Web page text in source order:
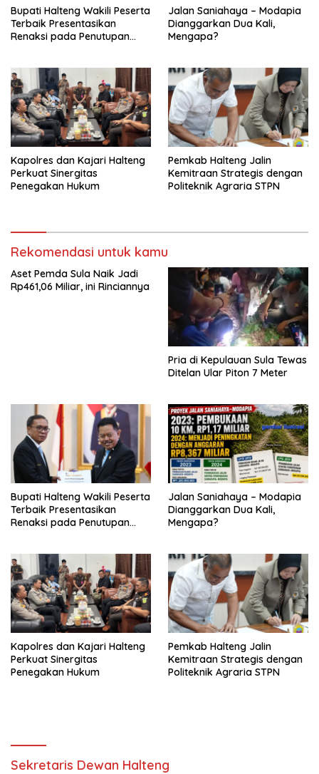
Bupati Halteng Wakili Peserta
Terbaik Presentasikan
Renaksi pada Penutupan
Jalan Saniahaya – Modapia
Dianggarkan Dua Kali,
Mengapa?
Kapolres dan Kajari Halteng
Perkuat Sinergitas
Penegakan Hukum
Pemkab Halteng Jalin
Kemitraan Strategis dengan
Politeknik Agraria STPN
Rekomendasi untuk kamu
Aset Pemda Sula Naik Jadi
Rp461,06 Miliar, ini Rinciannya
Pria di Kepulauan Sula Tewas
Ditelan Ular Piton 7 Meter
Bupati Halteng Wakili Peserta
Terbaik Presentasikan
Renaksi pada Penutupan
Jalan Saniahaya – Modapia
Dianggarkan Dua Kali,
Mengapa?
Kapolres dan Kajari Halteng
Perkuat Sinergitas
Penegakan Hukum
Pemkab Halteng Jalin
Kemitraan Strategis dengan
Politeknik Agraria STPN
Sekretaris Dewan Halteng